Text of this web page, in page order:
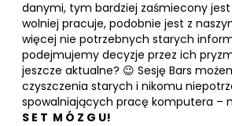
danymi, tym bardziej zaśmiecony
wolniej pracuje, podobnie jest z
więcej nie potrzebnych starych
podejmujemy decyzje przez ich
jeszcze aktualne? 😉 Sesję Bars
czyszczenia starych i nikomu
spowalniających pracę komputera –
S E T M Ó Z G U!